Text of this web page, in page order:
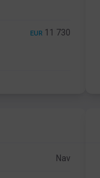
EUR 11 730
Nav